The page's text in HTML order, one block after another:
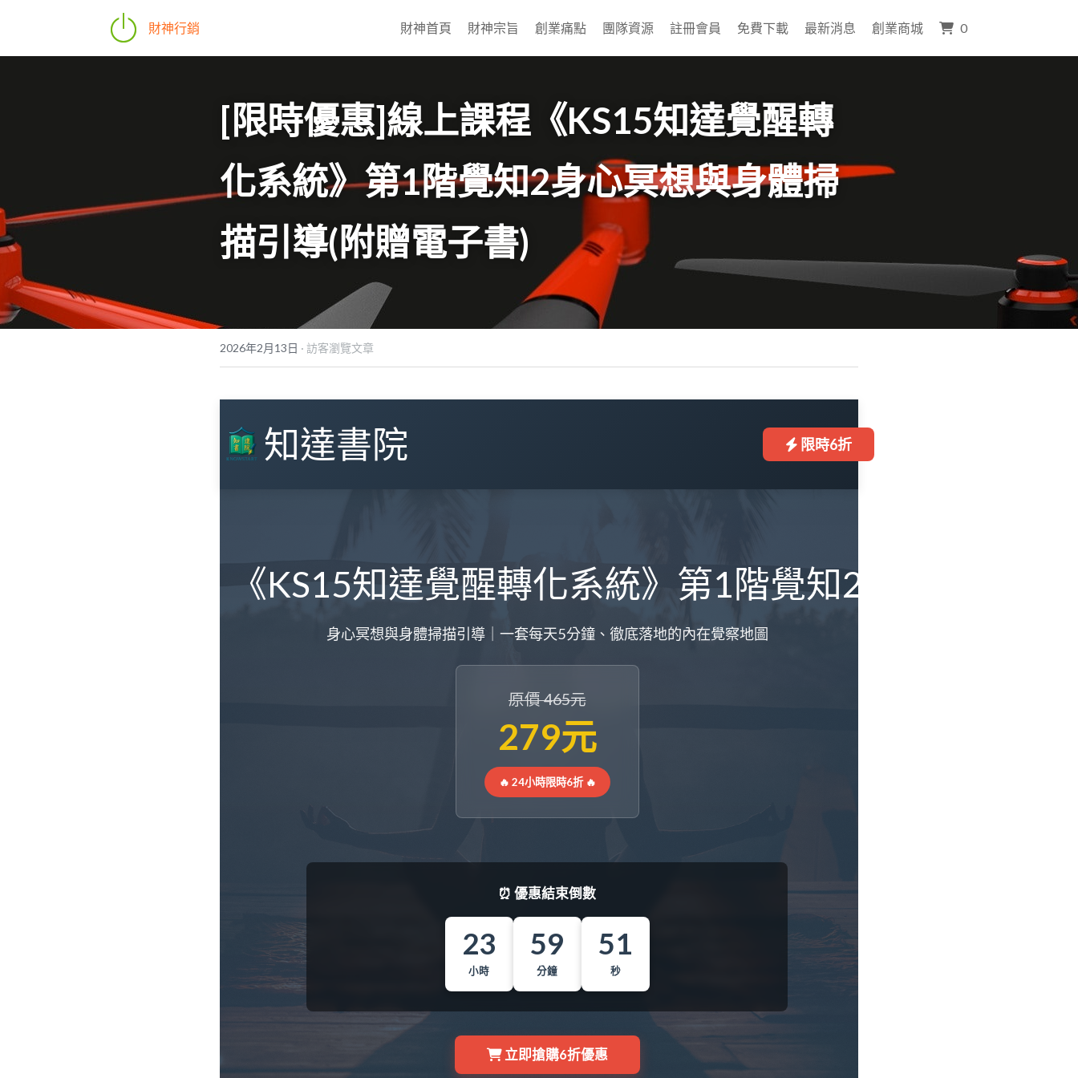
財神行銷 財神首頁 財神宗旨 創業痛點 團隊資源 註冊會員 免費下載 最新消息 創業商城 0
[限時優惠]線上課程《KS15知達覺醒轉
化系統》第1階覺知2身心冥想與身體掃
描引導(附贈電子書)
2026年2月13日 · 訪客瀏覽文章
知達書院 限時6折
《KS15知達覺醒轉化系統》第1階覺知2
身心冥想與身體掃描引導｜一套每天5分鐘、徹底落地的內在覺察地圖
原價 465元
279元
🔥 24小時限時6折 🔥
⏰ 優惠結束倒數
23
小時
59
分鐘
49
秒
立即搶購6折優惠